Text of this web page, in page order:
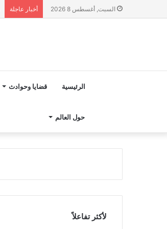
السبت, أغسطس 8 2026 أخبار عاجلة
الرئيسية قضايا وحوادث
حول العالم
لأكثر تفاعلاً